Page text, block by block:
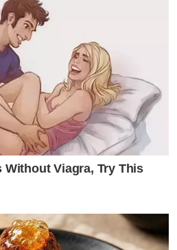
Without Viagra, Try This